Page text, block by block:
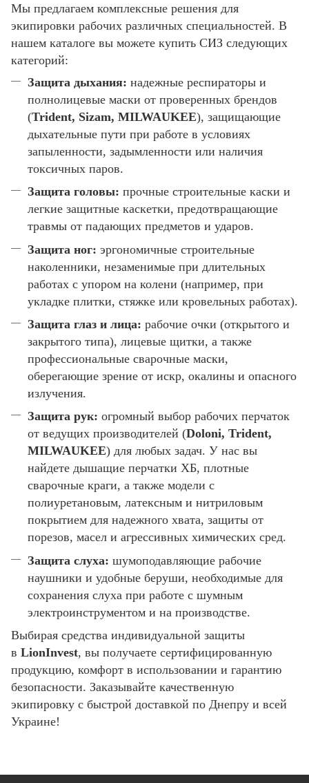
Мы предлагаем комплексные решения для
экипировки рабочих различных специальностей. В
нашем каталоге вы можете купить СИЗ следующих
категорий:
Защита дыхания: надежные респираторы и
полнолицевые маски от проверенных брендов
(Trident, Sizam, MILWAUKEE), защищающие
дыхательные пути при работе в условиях
запыленности, задымленности или наличия
токсичных паров.
Защита головы: прочные строительные каски и
легкие защитные каскетки, предотвращающие
травмы от падающих предметов и ударов.
Защита ног: эргономичные строительные
наколенники, незаменимые при длительных
работах с упором на колени (например, при
укладке плитки, стяжке или кровельных работах).
Защита глаз и лица: рабочие очки (открытого и
закрытого типа), лицевые щитки, а также
профессиональные сварочные маски,
оберегающие зрение от искр, окалины и опасного
излучения.
Защита рук: огромный выбор рабочих перчаток
от ведущих производителей (Doloni, Trident,
MILWAUKEE) для любых задач. У нас вы
найдете дышащие перчатки ХБ, плотные
сварочные краги, а также модели с
полиуретановым, латексным и нитриловым
покрытием для надежного хвата, защиты от
порезов, масел и агрессивных химических сред.
Защита слуха: шумоподавляющие рабочие
наушники и удобные беруши, необходимые для
сохранения слуха при работе с шумным
электроинструментом и на производстве.
Выбирая средства индивидуальной защиты
в LionInvest, вы получаете сертифицированную
продукцию, комфорт в использовании и гарантию
безопасности. Заказывайте качественную
экипировку с быстрой доставкой по Днепру и всей
Украине!